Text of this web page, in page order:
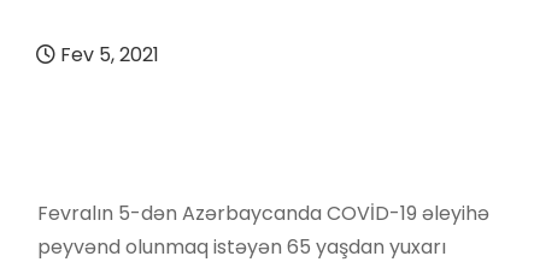
Fev 5, 2021
Fevralın 5-dən Azərbaycanda COVİD-19 əleyihə
peyvənd olunmaq istəyən 65 yaşdan yuxarı